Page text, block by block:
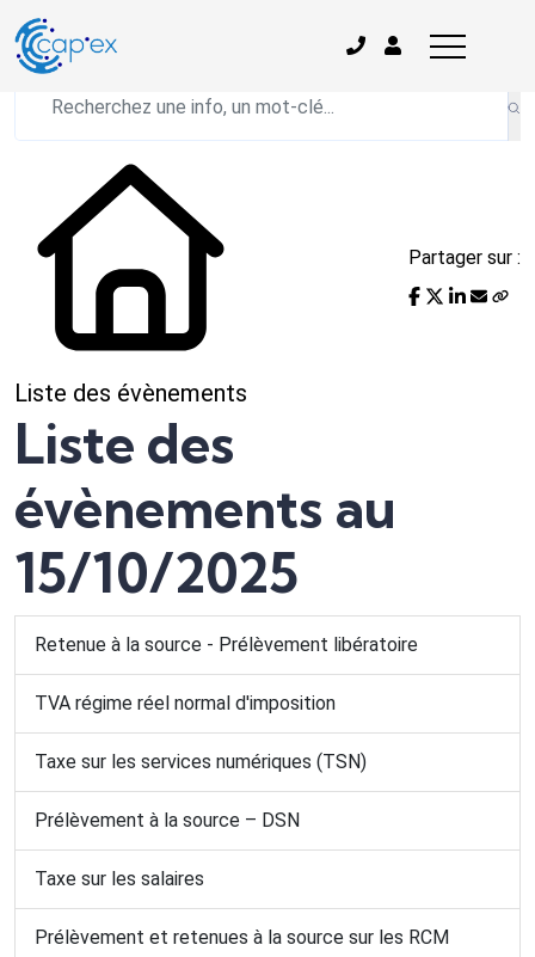
L'actualité du mois
Liste des évènements
Partager sur :
Liste des
évènements au
15/10/2025
Retenue à la source - Prélèvement libératoire
TVA régime réel normal d'imposition
Taxe sur les services numériques (TSN)
Prélèvement à la source – DSN
Taxe sur les salaires
Prélèvement et retenues à la source sur les RCM